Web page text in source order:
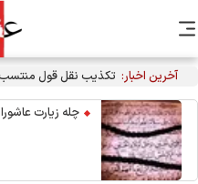
آخرین اخبار:
چله زیارت عاشورا با ۴راهکارِ خاص